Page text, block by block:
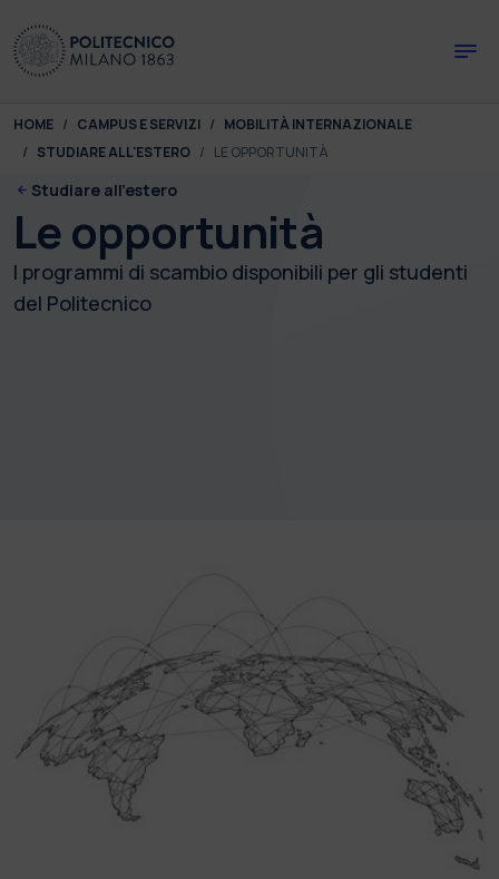
You are here:
HOME CAMPUS E SERVIZI
MOBILITÀ INTERNAZIONALE
STUDIARE ALL'ESTERO
LE OPPORTUNITÀ
Studiare all'estero
Le opportunità
I programmi di scambio disponibili per gli studenti
del Politecnico